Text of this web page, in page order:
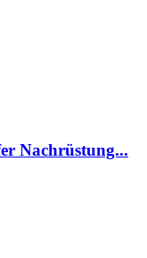
Nachrüstung...